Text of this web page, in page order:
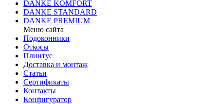
DANKE KOMFORT
DANKE STANDARD
DANKE PREMIUM
Меню сайта
Подоконники
Откосы
Плинтус
Доставка и монтаж
Статьи
Сертификаты
Контакты
Конфигуратор